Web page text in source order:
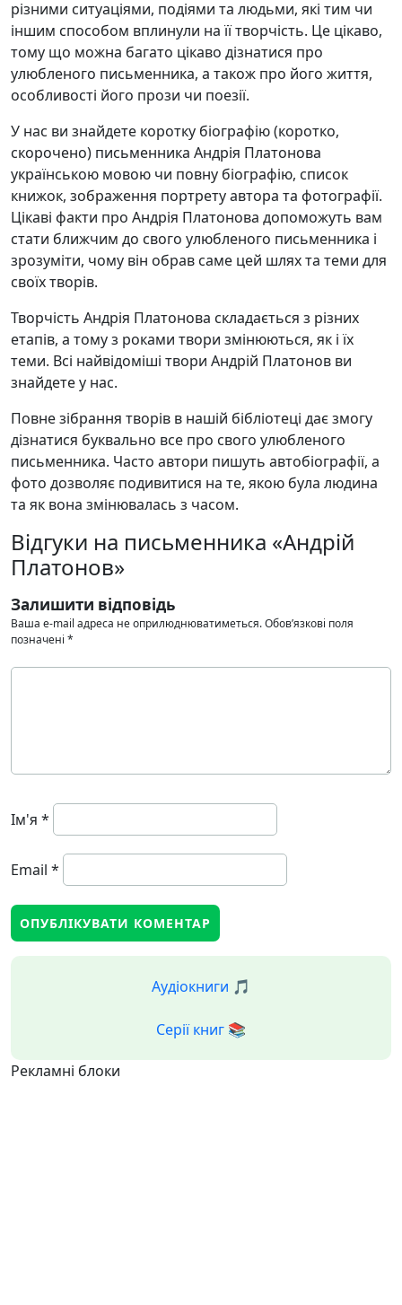
різними ситуаціями, подіями та людьми, які тим чи
іншим способом вплинули на її творчість. Це цікаво,
тому що можна багато цікаво дізнатися про
улюбленого письменника, а також про його життя,
особливості його прози чи поезії.
У нас ви знайдете коротку біографію (коротко,
скорочено) письменника Андрія Платонова
українською мовою чи повну біографію, список
книжок, зображення портрету автора та фотографії.
Цікаві факти про Андрія Платонова допоможуть вам
стати ближчим до свого улюбленого письменника і
зрозуміти, чому він обрав саме цей шлях та теми для
своїх творів.
Творчість Андрія Платонова складається з різних
етапів, а тому з роками твори змінюються, як і їх
теми. Всі найвідоміші твори Андрій Платонов ви
знайдете у нас.
Повне зібрання творів в нашій бібліотеці дає змогу
дізнатися буквально все про свого улюбленого
письменника. Часто автори пишуть автобіографії, а
фото дозволяє подивитися на те, якою була людина
та як вона змінювалась з часом.
Відгуки на письменника «Андрій
Платонов»
Залишити відповідь
Ваша e-mail адреса не оприлюднюватиметься.Обов’язкові поля
позначені *
Ім'я *
Email *
Аудіокниги 🎵
Серії книг 📚
Рекламні блоки